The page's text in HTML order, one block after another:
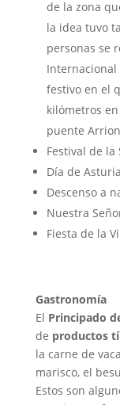
de la zona
la idea tuvo
personas se
Internacional
festivo en el
kilómetros
puente
Festival de la
Día de
Descenso a
Nuestra
Fiesta de la
Gastronomía
El Principado
de productos
la carne de
marisco, el
Estos son